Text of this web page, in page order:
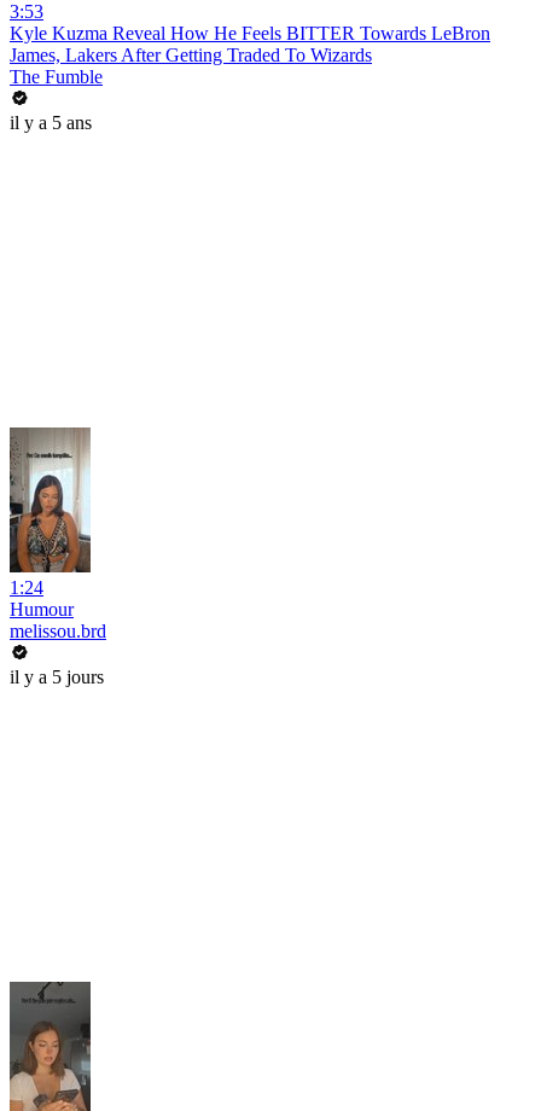
3:53
Kyle Kuzma Reveal How He Feels BITTER Towards LeBron
James, Lakers After Getting Traded To Wizards
The Fumble
il y a 5 ans
1:24
Humour
melissou.brd
il y a 5 jours